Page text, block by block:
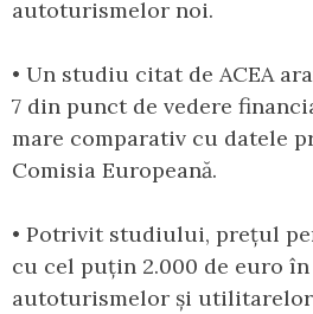
autoturismelor noi.
• Un studiu citat de ACEA
7 din punct de vedere
mare comparativ cu datele
Comisia Europeană.
• Potrivit studiului, prețul
cu cel puțin 2.000 de euro
autoturismelor și